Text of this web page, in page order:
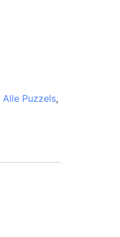
Alle Puzzels,